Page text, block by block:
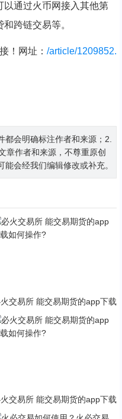
以通过火币网接入其他第
跨链交易等。
！网址： /article/1209852.
都会明确标注作者和来源；2.
章作者和来源，不尊重原创
会经我们编辑修改或补充。
交易所 能交易期货的app下载
交易所 能交易期货的app下载